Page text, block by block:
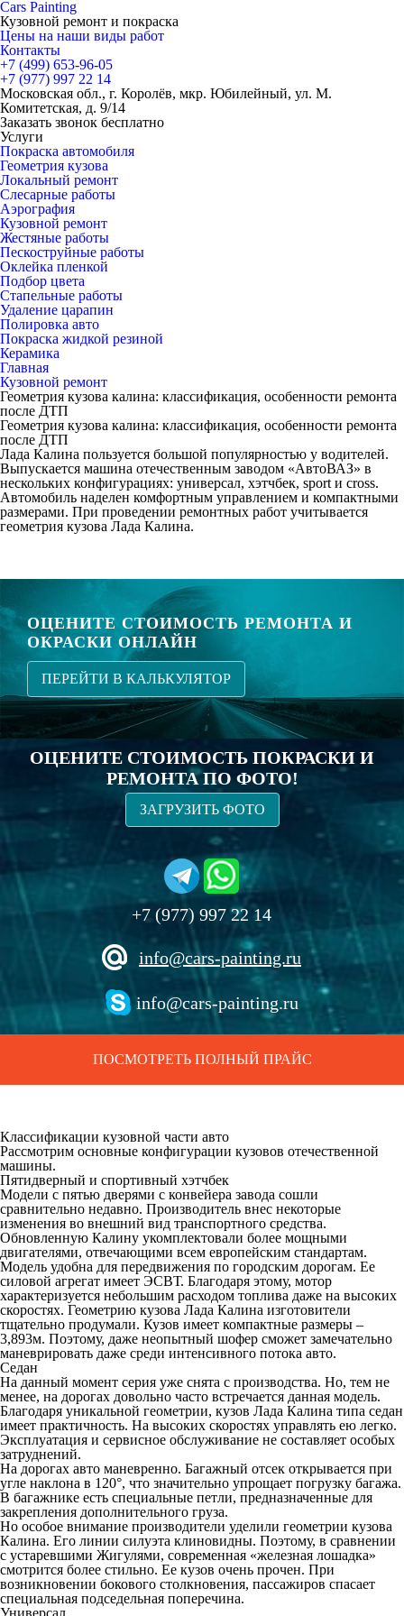
Cars Painting
Кузовной ремонт и покраска
Цены на наши виды работ
Контакты
+7 (499) 653-96-05
+7 (977) 997 22 14
Московская обл., г. Королёв, мкр. Юбилейный, ул. М.
Комитетская, д. 9/14
Заказать звонок бесплатно
Услуги
Покраска автомобиля
Геометрия кузова
Локальный ремонт
Слесарные работы
Аэрография
Кузовной ремонт
Жестяные работы
Пескоструйные работы
Оклейка пленкой
Подбор цвета
Стапельные работы
Удаление царапин
Полировка авто
Покраска жидкой резиной
Керамика
Главная
Кузовной ремонт
Геометрия кузова калина: классификация, особенности ремонта
после ДТП
Геометрия кузова калина: классификация, особенности ремонта
после ДТП
Лада Калина пользуется большой популярностью у водителей.
Выпускается машина отечественным заводом «АвтоВАЗ» в
нескольких конфигурациях: универсал, хэтчбек, sport и cross.
Автомобиль наделен комфортным управлением и компактными
размерами. При проведении ремонтных работ учитывается
геометрия кузова Лада Калина.
ОЦЕНИТЕ СТОИМОСТЬ РЕМОНТА И
ОКРАСКИ ОНЛАЙН
ПЕРЕЙТИ В КАЛЬКУЛЯТОР
ОЦЕНИТЕ СТОИМОСТЬ ПОКРАСКИ И
РЕМОНТА ПО ФОТО!
ЗАГРУЗИТЬ ФОТО
+7 (977) 997 22 14
info@cars-painting.ru
info@cars-painting.ru
ПОСМОТРЕТЬ ПОЛНЫЙ ПРАЙС
Классификации кузовной части авто
Рассмотрим основные конфигурации кузовов отечественной
машины.
Пятидверный и спортивный хэтчбек
Модели с пятью дверями с конвейера завода сошли
сравнительно недавно. Производитель внес некоторые
изменения во внешний вид транспортного средства.
Обновленную Калину укомплектовали более мощными
двигателями, отвечающими всем европейским стандартам.
Модель удобна для передвижения по городским дорогам. Ее
силовой агрегат имеет ЭСВТ. Благодаря этому, мотор
характеризуется небольшим расходом топлива даже на высоких
скоростях. Геометрию кузова Лада Калина изготовители
тщательно продумали. Кузов имеет компактные размеры –
3,893м. Поэтому, даже неопытный шофер сможет замечательно
маневрировать даже среди интенсивного потока авто.
Седан
На данный момент серия уже снята с производства. Но, тем не
менее, на дорогах довольно часто встречается данная модель.
Благодаря уникальной геометрии, кузов Лада Калина типа седан
имеет практичность. На высоких скоростях управлять ею легко.
Эксплуатация и сервисное обслуживание не составляет особых
затруднений.
На дорогах авто маневренно. Багажный отсек открывается при
угле наклона в 120°, что значительно упрощает погрузку багажа.
В багажнике есть специальные петли, предназначенные для
закрепления дополнительного груза.
Но особое внимание производители уделили геометрии кузова
Калина. Его линии силуэта клиновидны. Поэтому, в сравнении
с устаревшими Жигулями, современная «железная лошадка»
смотрится более стильно. Ее кузов очень прочен. При
возникновении бокового столкновения, пассажиров спасает
специальная подседельная поперечина.
Универсал